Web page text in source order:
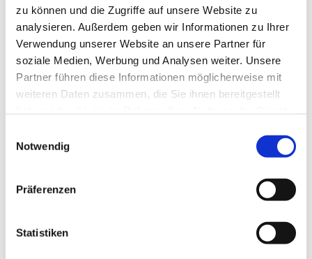
zu können und die Zugriffe auf unsere Website zu
analysieren. Außerdem geben wir Informationen zu Ihrer
Verwendung unserer Website an unsere Partner für
soziale Medien, Werbung und Analysen weiter. Unsere
Partner führen diese Informationen möglicherweise mit
weiteren Daten zusammen, die Sie ihnen bereitgestellt
Notwendig
Präferenzen
Statistiken
Dies könnte Sie auch
interessieren